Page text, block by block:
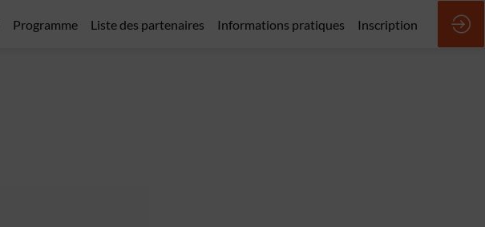
Programme Liste des partenaires Informations pratiques Inscription